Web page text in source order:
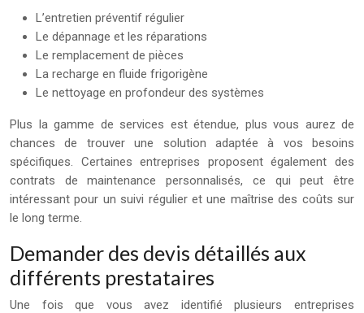
L’entretien préventif régulier
Le dépannage et les réparations
Le remplacement de pièces
La recharge en fluide frigorigène
Le nettoyage en profondeur des systèmes
Plus la gamme de services est étendue, plus vous aurez de
chances de trouver une solution adaptée à vos besoins
spécifiques. Certaines entreprises proposent également des
contrats de maintenance personnalisés, ce qui peut être
intéressant pour un suivi régulier et une maîtrise des coûts sur
le long terme.
Demander des devis détaillés aux
différents prestataires
Une fois que vous avez identifié plusieurs entreprises